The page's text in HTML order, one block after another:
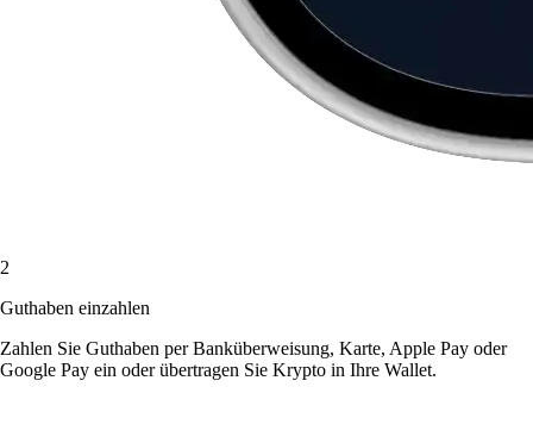
2
Guthaben einzahlen
Zahlen Sie Guthaben per Banküberweisung, Karte, Apple Pay oder
Google Pay ein oder übertragen Sie Krypto in Ihre Wallet.